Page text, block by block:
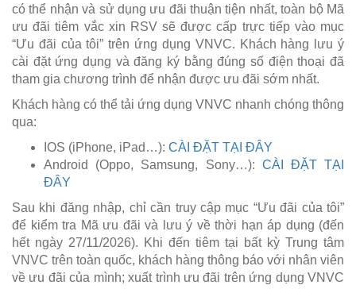
có thể nhận và sử dụng ưu đãi thuận tiện nhất, toàn bộ Mã
ưu đãi tiêm vắc xin RSV sẽ được cấp trực tiếp vào mục
“Ưu đãi của tôi” trên ứng dụng VNVC. Khách hàng lưu ý
cài đặt ứng dụng và đăng ký bằng đúng số điện thoại đã
tham gia chương trình để nhận được ưu đãi sớm nhất.
Khách hàng có thể tải ứng dụng VNVC nhanh chóng thông
qua:
IOS (iPhone, iPad…): CÀI ĐẶT TẠI ĐÂY
Android (Oppo, Samsung, Sony…): CÀI ĐẶT TẠI
ĐÂY
Sau khi đăng nhập, chỉ cần truy cập mục “Ưu đãi của tôi”
để kiểm tra Mã ưu đãi và lưu ý về thời hạn áp dụng (đến
hết ngày 27/11/2026). Khi đến tiêm tại bất kỳ Trung tâm
VNVC trên toàn quốc, khách hàng thông báo với nhân viên
về ưu đãi của mình; xuất trình ưu đãi trên ứng dụng VNVC